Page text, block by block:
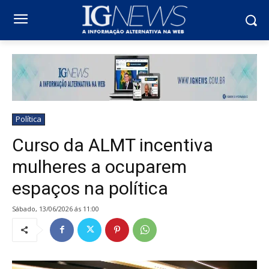
Política
Curso da ALMT incentiva
mulheres a ocuparem
espaços na política
sábado, 13/06/2026 ás 11:00